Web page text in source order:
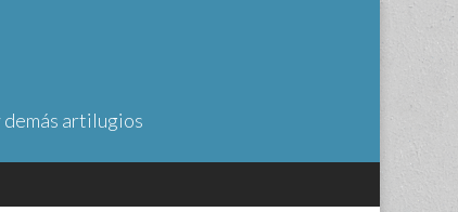
artilugios